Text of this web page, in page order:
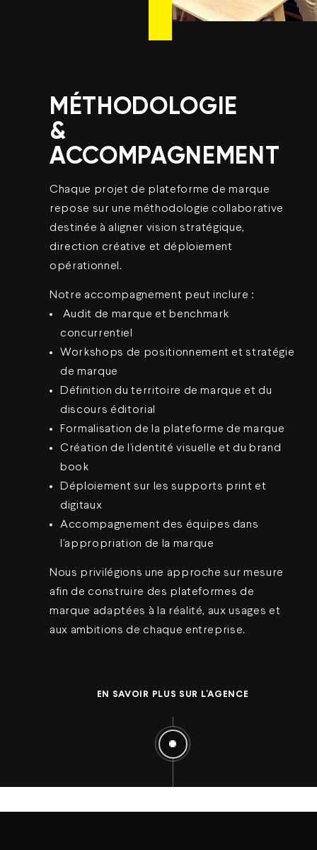
MÉTHODOLOGIE
&
ACCOMPAGNEMENT
Chaque projet de plateforme de marque
repose sur une méthodologie collaborative
destinée à aligner vision stratégique,
direction créative et déploiement
opérationnel.
Notre accompagnement peut inclure :
Audit de marque et benchmark
concurrentiel
Workshops de positionnement et stratégie
de marque
Définition du territoire de marque et du
discours éditorial
Formalisation de la plateforme de marque
Création de l’identité visuelle et du brand
book
Déploiement sur les supports print et
digitaux
Accompagnement des équipes dans
l’appropriation de la marque
Nous privilégions une approche sur mesure
afin de construire des plateformes de
marque adaptées à la réalité, aux usages et
aux ambitions de chaque entreprise.
EN SAVOIR PLUS SUR L'AGENCE